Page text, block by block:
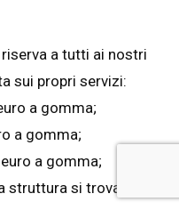
riserva a tutti ai nostri
sui propri servizi:
a gomma;
a gomma;
a gomma;
si trova in